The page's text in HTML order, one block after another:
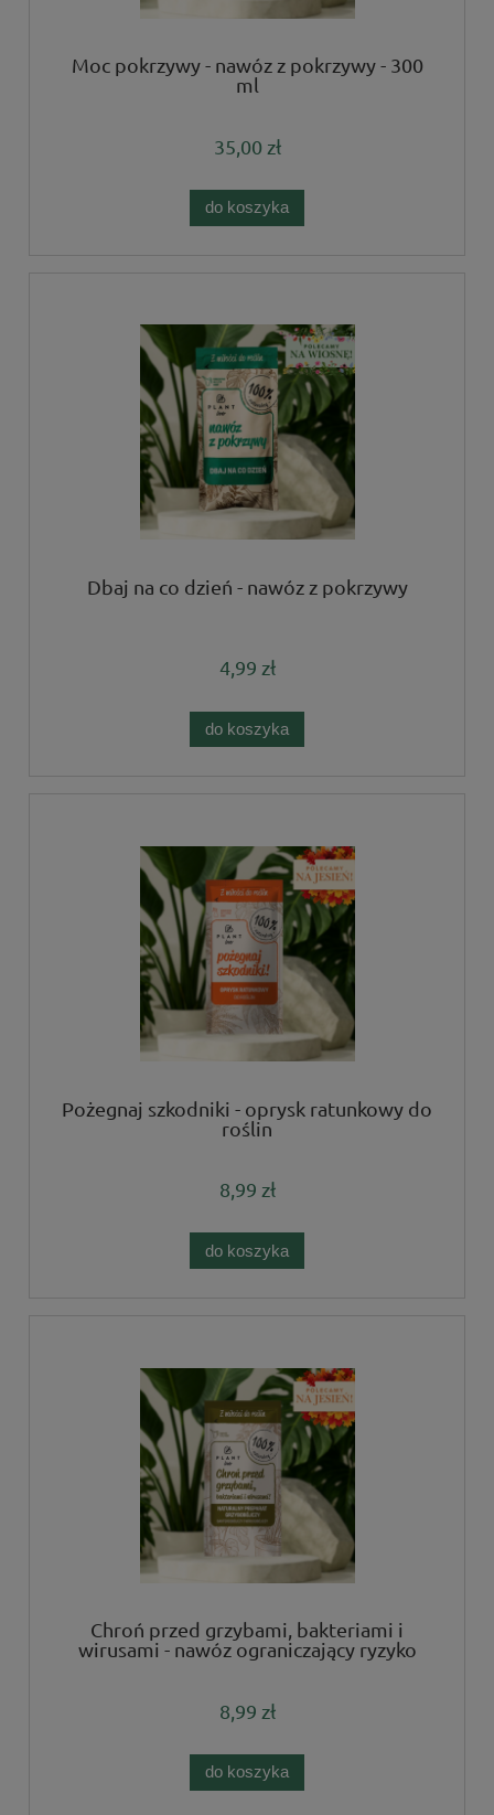
Moc pokrzywy - nawóz z pokrzywy - 300
ml
35,00 zł
do koszyka
Dbaj na co dzień - nawóz z pokrzywy
4,99 zł
do koszyka
Pożegnaj szkodniki - oprysk ratunkowy do
roślin
8,99 zł
do koszyka
Chroń przed grzybami, bakteriami i
wirusami - nawóz ograniczający ryzyko
8,99 zł
do koszyka